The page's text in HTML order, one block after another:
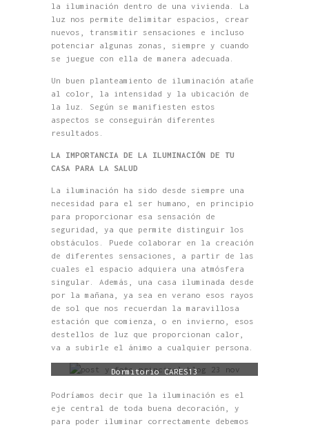
la iluminación dentro de una vivienda. La
luz nos permite delimitar espacios, crear
nuevos, transmitir sensaciones e incluso
potenciar algunas zonas, siempre y cuando
se juegue con ella de manera adecuada.
Un buen planteamiento de iluminación atañe
al color, la intensidad y la ubicación de
la luz. Según se manifiesten estos
aspectos se conseguirán diferentes
resultados.
LA IMPORTANCIA DE LA ILUMINACIÓN DE TU
CASA PARA LA SALUD
La iluminación ha sido desde siempre una
necesidad para el ser humano, en principio
para proporcionar esa sensación de
seguridad, ya que permite distinguir los
obstáculos. Puede colaborar en la creación
de diferentes sensaciones, a partir de las
cuales el espacio adquiera una atmósfera
singular. Además, una casa iluminada desde
por la mañana, ya sea en verano esos rayos
de sol que nos recuerdan la maravillosa
estación que comienza, o en invierno, esos
destellos de luz que proporcionan calor,
va a subirle el ánimo a cualquier persona.
Dormitorio CARES13
Podríamos decir que la iluminación es el
eje central de toda buena decoración, y
para poder iluminar correctamente debemos